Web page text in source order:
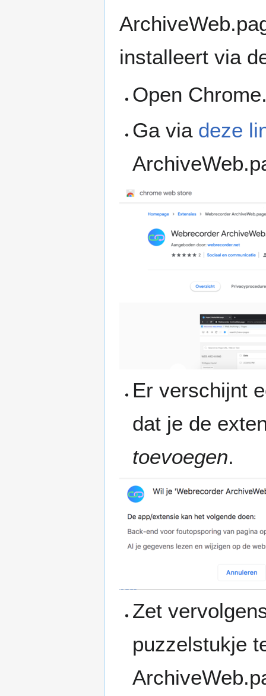
installeert via
Open
Ga via deze
Er verschijnt
dat je de
toevoegen.
Zet
puzzelstukje